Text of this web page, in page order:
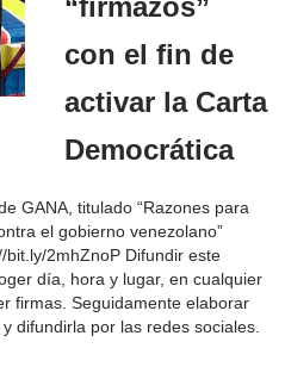
“firmazos”
con el fin de
activar la Carta
Democrática
GANA, titulado “Razones para
el gobierno venezolano”
2mhZnoP Difundir este
día, hora y lugar, en cualquier
firmas. Seguidamente elaborar
difundirla por las redes sociales.